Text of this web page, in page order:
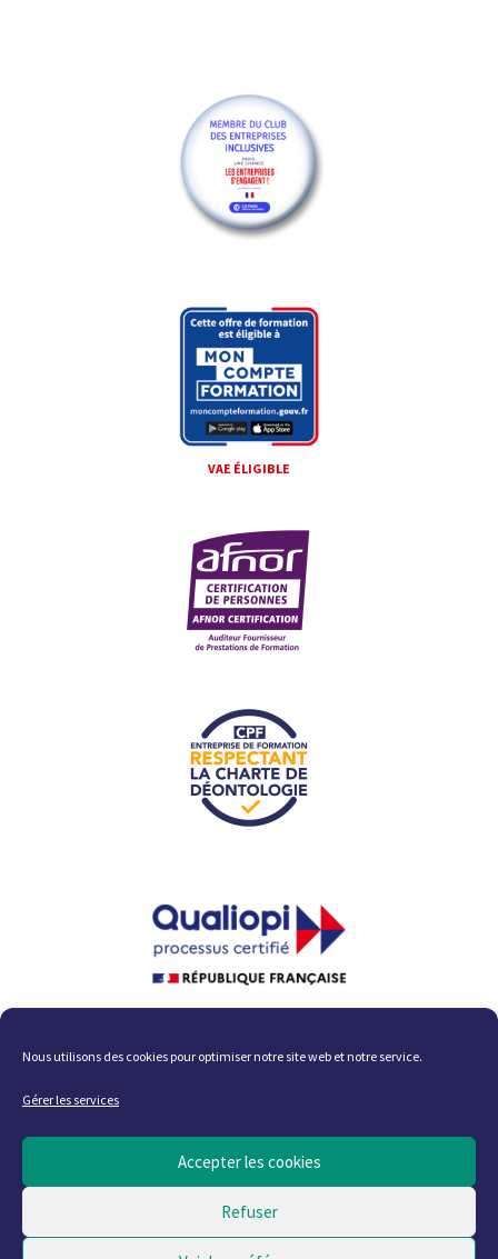
Nous utilisons des cookies pour optimiser notre site web et notre service.
Gérer les services
Accepter les cookies
Refuser
VAE ÉLIGIBLE
d'action suivante :
Tous droits réservés – Site actualisé en août 2026